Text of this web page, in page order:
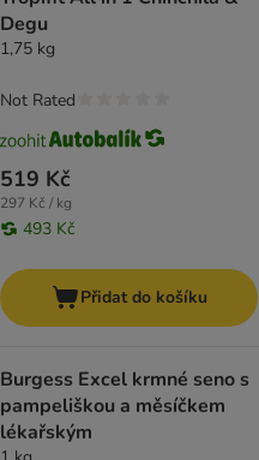
Degu
1,75 kg
519 Kč
297 Kč / kg
493 Kč
Not Rated
Přidat do košíku
Burgess Excel krmné seno s
pampeliškou a měsíčkem
lékařským